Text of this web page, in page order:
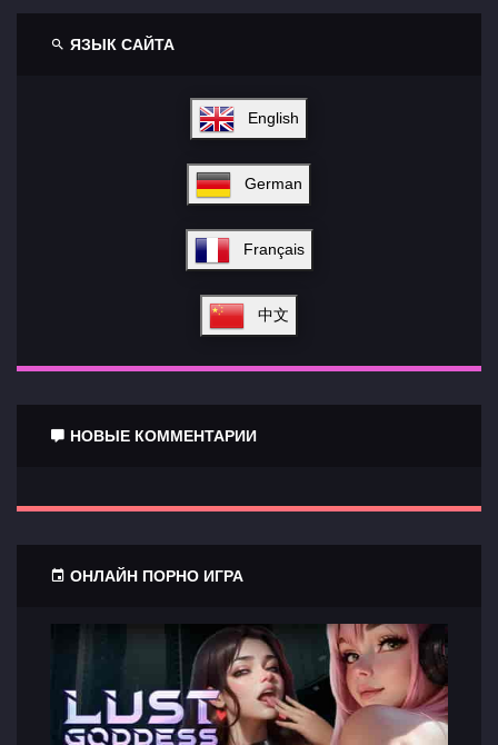
ЯЗЫК САЙТА
English
German
Français
中文
НОВЫЕ КОММЕНТАРИИ
ОНЛАЙН ПОРНО ИГРА